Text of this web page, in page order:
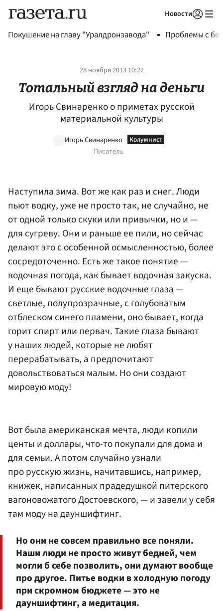
Новости
Покушение на главу "Уралдронзавода" Проблемы с
28 ноября 2013 10:22
Тотальный взгляд на деньги
Игорь Свинаренко о приметах русской
материальной культуры
Игорь Свинаренко
Писатель
Наступила зима. Вот же как раз и снег. Люди
пьют водку, уже не просто так, не случайно, не
от одной только скуки или привычки, но и —
для сугреву. Они и раньше ее пили, но сейчас
делают это с особенной осмысленностью, более
сосредоточенно. Есть же такое понятие —
водочная погода, как бывает водочная закуска.
И еще бывают русские водочные глаза —
светлые, полупрозрачные, с голубоватым
отблеском синего пламени, оно бывает, когда
горит спирт или первач. Такие глаза бывают
у наших людей, которые не любят
перерабатывать, а предпочитают
довольствоваться малым. Но они создают
мировую моду!
Вот была американская мечта, люди копили
центы и доллары, что-то покупали для дома и
для семьи. А потом случайно узнали
про русскую жизнь, начитавшись, например,
книжек, написанных прадедушкой питерского
вагоновожатого Достоевского, — и завели у себя
там моду на дауншифтинг.
Но они не совсем правильно все поняли.
Наши люди не просто живут бедней, чем
могли б себе позволить, они думают вообще
про другое. Питье водки в холодную погоду
при скромном бюджете — это не
дауншифтинг, а медитация.